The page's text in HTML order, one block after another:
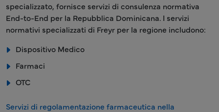
specializzato, fornisce servizi di consulenza normativa
End-to-End per la Repubblica Dominicana. I servizi
normativi specializzati di Freyr per la regione includono:
Dispositivo Medico
Farmaci
OTC
Servizi di regolamentazione farmaceutica nella